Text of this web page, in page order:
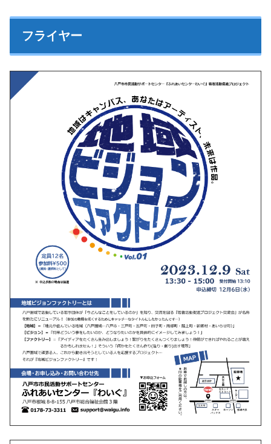
フライヤー